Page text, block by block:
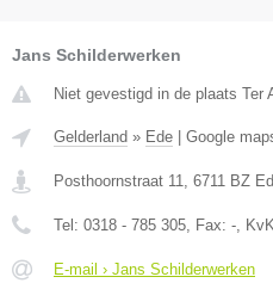
Jans Schilderwerken
Niet gevestigd in de plaats Ter
Gelderland » Ede | Google
Posthoornstraat 11 6711 BZ
Tel: 0318 - 785 305 , Fax: - ,
E-mail › Jans Schilderwerken